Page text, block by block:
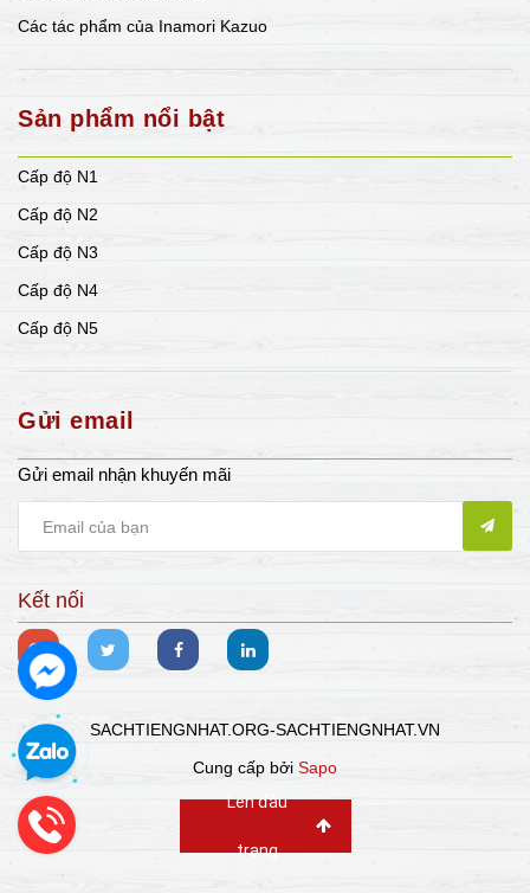
Các tác phẩm của Inamori Kazuo
Sản phẩm nổi bật
Cấp độ N1
Cấp độ N2
Cấp độ N3
Cấp độ N4
Cấp độ N5
Gửi email
Gửi email nhận khuyến mãi
Kết nối
SACHTIENGNHAT.ORG-SACHTIENGNHAT.VN
Cung cấp bởi Sapo
Lên đầu
trang